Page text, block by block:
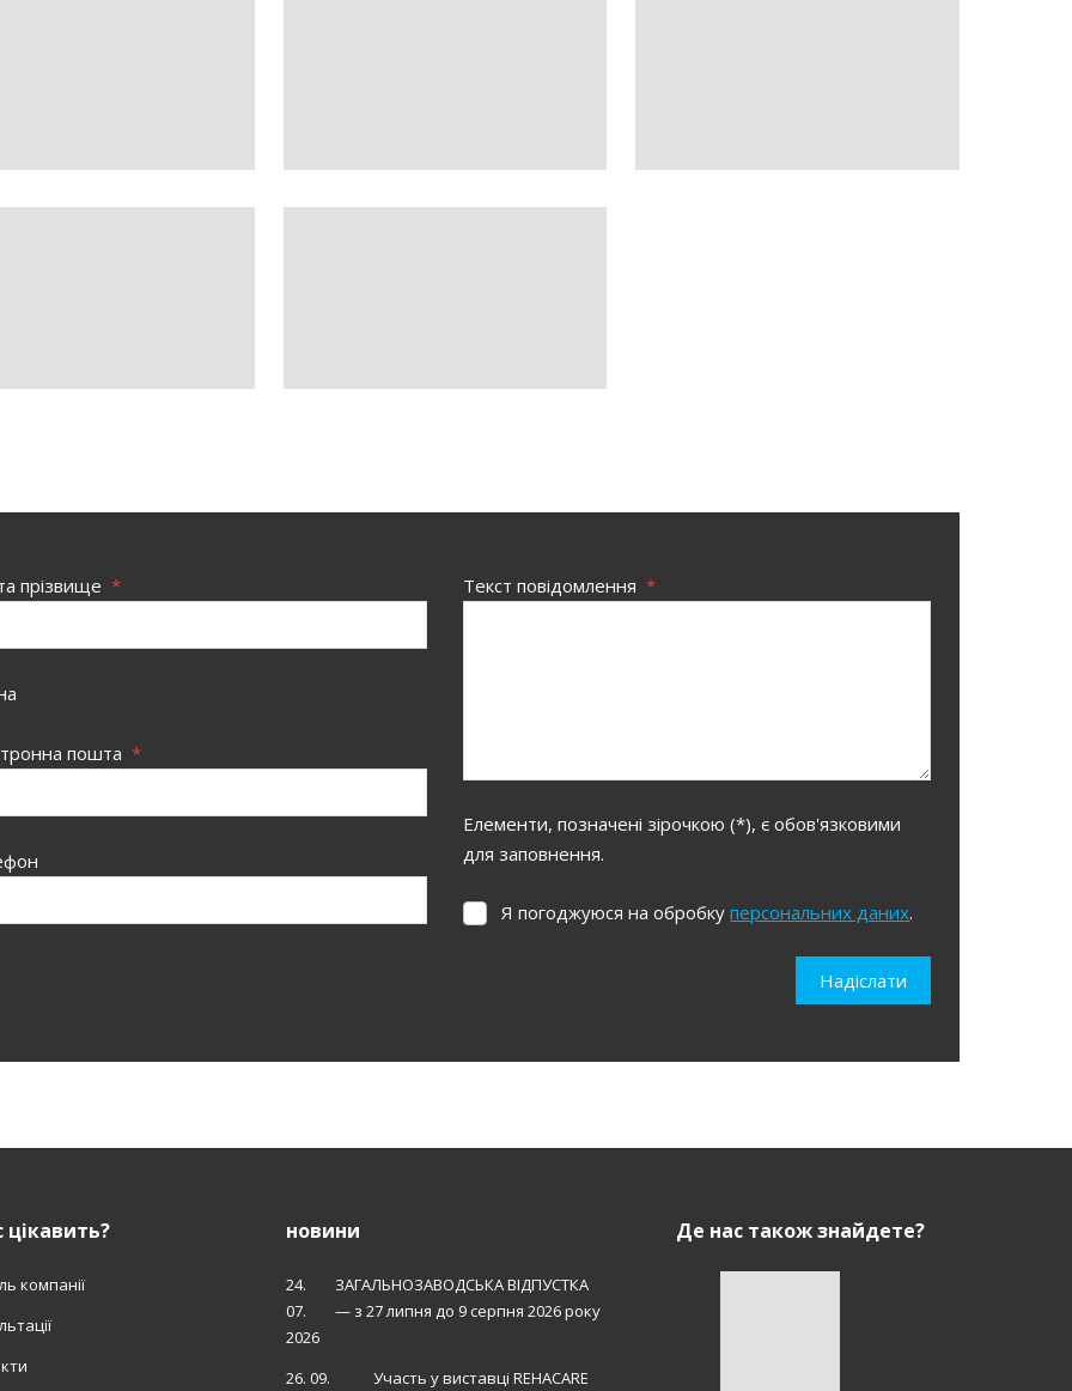
прізвище *
пошта *
Текст повідомлення *
Елементи, позначені зірочкою (*), є обов'язковими
для заповнення.
Я погоджуюся на обробкуперсональних даних.
Надіслати
компанії
новини
24.
07.
2026
ЗАГАЛЬНОЗАВОДСЬКА ВІДПУСТКА
— з 27 липня до 9 серпня 2026 року
26. 09. Участь у виставці REHACARE
Де нас також знайдете?